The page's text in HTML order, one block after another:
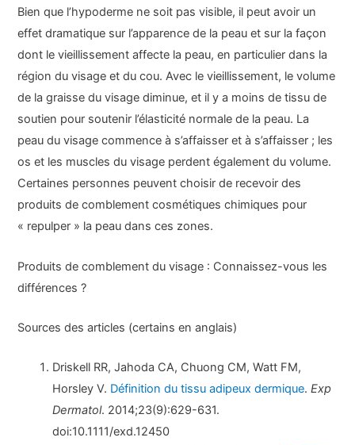
Bien que l’hypoderme ne soit pas visible, il peut avoir un
effet dramatique sur l’apparence de la peau et sur la façon
dont le vieillissement affecte la peau, en particulier dans la
région du visage et du cou. Avec le vieillissement, le volume
de la graisse du visage diminue, et il y a moins de tissu de
soutien pour soutenir l’élasticité normale de la peau. La
peau du visage commence à s’affaisser et à s’affaisser ; les
os et les muscles du visage perdent également du volume.
Certaines personnes peuvent choisir de recevoir des
produits de comblement cosmétiques chimiques pour
« repulper » la peau dans ces zones.
Produits de comblement du visage : Connaissez-vous les
différences ?
Sources des articles (certains en anglais)
Driskell RR, Jahoda CA, Chuong CM, Watt FM,
Horsley V. Définition du tissu adipeux dermique.Exp
Dermatol. 2014;23(9):629-631.
doi:10.1111/exd.12450